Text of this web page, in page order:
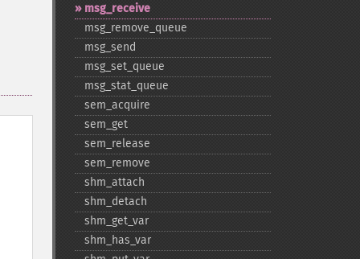
msg_​receive
msg_​remove_​queue
msg_​send
msg_​set_​queue
msg_​stat_​queue
sem_​acquire
sem_​get
sem_​release
sem_​remove
shm_​attach
shm_​detach
shm_​get_​var
shm_​has_​var